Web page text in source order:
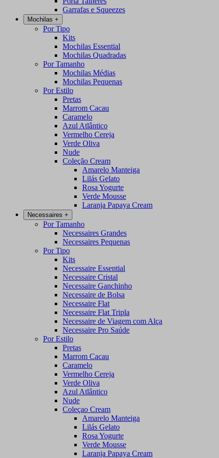
Garrafas e Squeezes
Mochilas +
Por Tipo
Kits
Mochilas Essential
Mochilas Quadradas
Por Tamanho
Mochilas Médias
Mochilas Pequenas
Por Estilo
Pretas
Marrom Cacau
Caramelo
Azul Atlântico
Vermelho Cereja
Verde Oliva
Nude
Coleção Cream
Amarelo Manteiga
Lilás Gelato
Rosa Yogurte
Verde Mousse
Laranja Papaya Cream
Necessaires +
Por Tamanho
Necessaires Grandes
Necessaires Pequenas
Por Tipo
Kits
Necessaire Essential
Necessaire Cristal
Necessaire Ganchinho
Necessaire de Bolsa
Necessaire Flat
Necessaire Flat Tripla
Necessaire de Viagem com Alça
Necessaire Pro Saúde
Por Estilo
Pretas
Marrom Cacau
Caramelo
Vermelho Cereja
Verde Oliva
Azul Atlântico
Nude
Coleçao Cream
Amarelo Manteiga
Lilás Gelato
Rosa Yogurte
Verde Mousse
Laranja Papaya Cream